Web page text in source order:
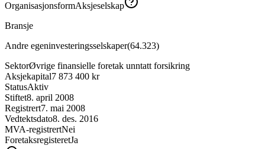
OrganisasjonsformAksjeselskap
Bransje
Andre egeninvesteringsselskaper(64.323)
SektorØvrige finansielle foretak unntatt forsikring
Aksjekapital7 873 400 kr
StatusAktiv
Stiftet8. april 2008
Registrert7. mai 2008
Vedtektsdato8. des. 2016
MVA-registrertNei
ForetaksregisteretJa